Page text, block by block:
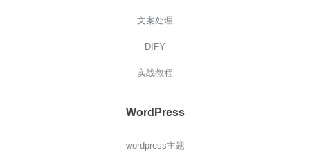
文案处理
DIFY
实战教程
WordPress
wordpress主题